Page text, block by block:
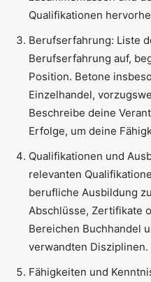
Qualifikationen
Berufserfahrung: Liste
Berufserfahrung auf,
Position. Betone
Einzelhandel,
Beschreibe deine
Erfolge, um deine
Qualifikationen und
relevanten
berufliche Ausbildung
Abschlüsse, Zertifikate
Bereichen Buchhandel
verwandten Disziplinen.
Fähigkeiten und